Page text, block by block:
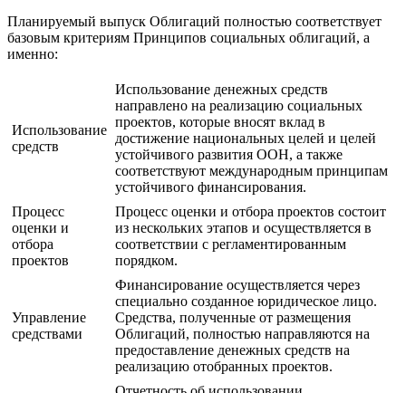
Планируемый выпуск Облигаций полностью соответствует
базовым критериям Принципов социальных облигаций, а
именно:
Использование
средств
Использование денежных средств
направлено на реализацию социальных
проектов, которые вносят вклад в
достижение национальных целей и целей
устойчивого развития ООН, а также
соответствуют международным принципам
устойчивого финансирования.
Процесс
оценки и
отбора
проектов
Процесс оценки и отбора проектов состоит
из нескольких этапов и осуществляется в
соответствии с регламентированным
порядком.
Управление
средствами
Финансирование осуществляется через
специально созданное юридическое лицо.
Средства, полученные от размещения
Облигаций, полностью направляются на
предоставление денежных средств на
реализацию отобранных проектов.